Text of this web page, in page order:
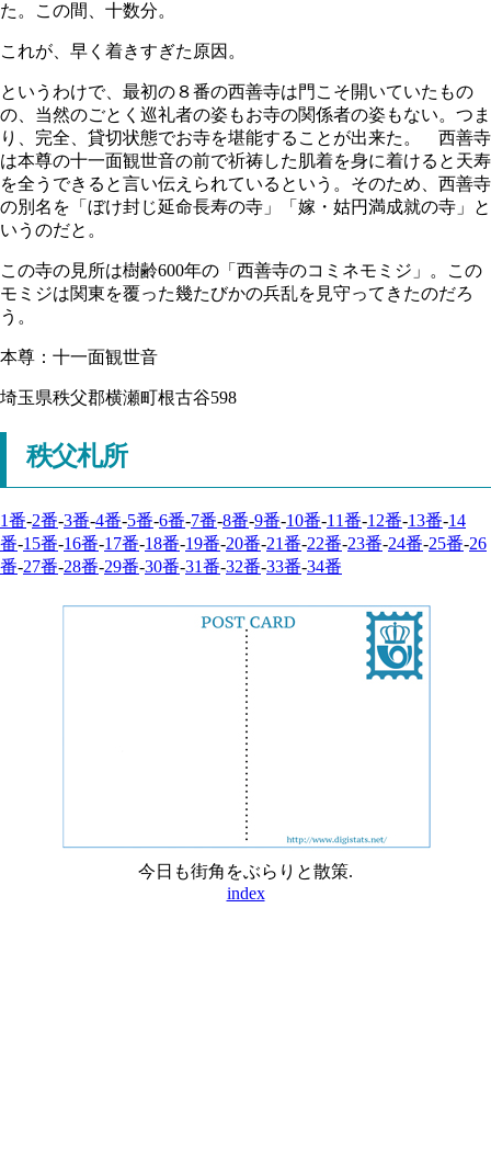
た。この間、十数分。
これが、早く着きすぎた原因。
というわけで、最初の８番の西善寺は門こそ開いていたもの
の、当然のごとく巡礼者の姿もお寺の関係者の姿もない。つま
り、完全、貸切状態でお寺を堪能することが出来た。 西善寺
は本尊の十一面観世音の前で祈祷した肌着を身に着けると天寿
を全うできると言い伝えられているという。そのため、西善寺
の別名を「ぼけ封じ延命長寿の寺」「嫁・姑円満成就の寺」と
いうのだと。
この寺の見所は樹齢600年の「西善寺のコミネモミジ」。この
モミジは関東を覆った幾たびかの兵乱を見守ってきたのだろ
う。
本尊：十一面観世音
埼玉県秩父郡横瀬町根古谷598
秩父札所
1番-2番-3番-4番-5番-6番-7番-8番-9番-10番-11番-12番-13番-14
番-15番-16番-17番-18番-19番-20番-21番-22番-23番-24番-25番-26
番-27番-28番-29番-30番-31番-32番-33番-34番
今日も街角をぶらりと散策.
index